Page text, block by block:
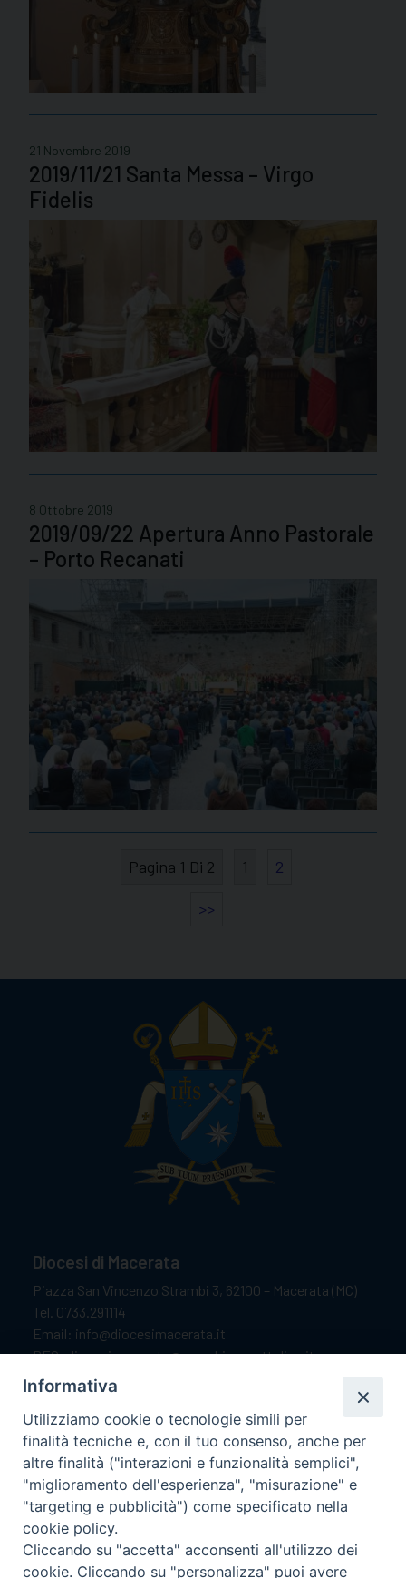
21 Novembre 2019
2019/11/21 Santa Messa – Virgo
Fidelis
8 Ottobre 2019
2019/09/22 Apertura Anno Pastorale
– Porto Recanati
Pagina 1 Di 2 1 2
>>
Diocesi di Macerata
Piazza San Vincenzo Strambi 3, 62100 – Macerata (MC)
Tel. 0733.291114
Email: info@diocesimacerata.it
PEC: diocesimacerata@pec.chiesacattolica.it
Comunicazioni urgenti WhatsApp:
Orari di apertura
Dal lunedì al sabato dalle 9.30 alle 12.00.
Il pomeriggio solo su appuntamento.
Informativa
Utilizziamo cookie o tecnologie simili per
finalità tecniche e, con il tuo consenso, anche per
altre finalità ("interazioni e funzionalità semplici",
"miglioramento dell'esperienza", "misurazione" e
"targeting e pubblicità") come specificato nella
cookie policy.
Cliccando su "accetta" acconsenti all'utilizzo dei
cookie. Cliccando su "personalizza" puoi avere